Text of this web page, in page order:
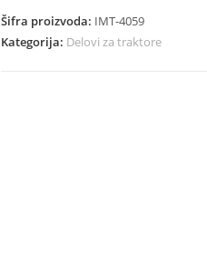
Šifra proizvoda: IMT-4059
Kategorija: Delovi za traktore